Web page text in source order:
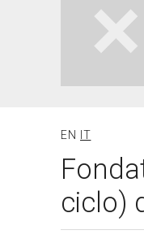
EN IT
ciclo)